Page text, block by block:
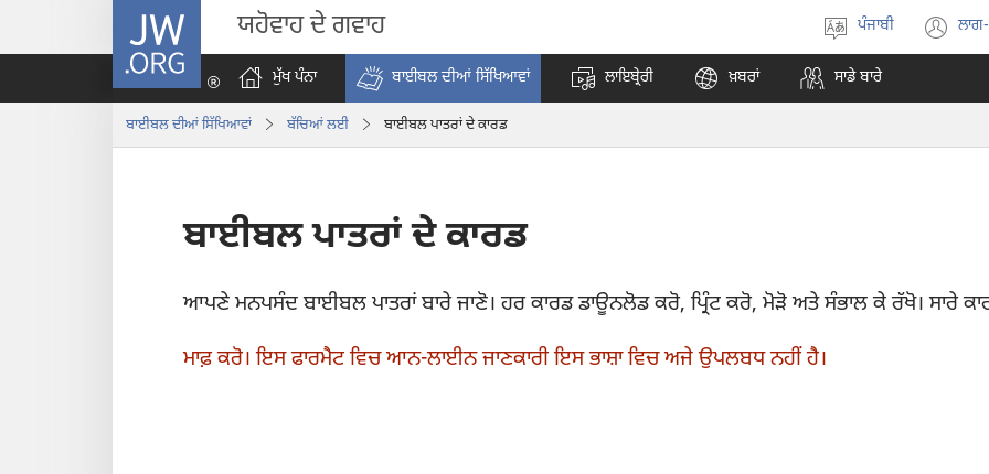
JW.ORG ਯਹੋਵਾਹ ਦੇ ਗਵਾਹ
ਚੁਣੋ
ਪੰਜਾਬੀ
ਮੁੱਖ ਪੰਨਾ ਬਾਈਬਲ ਦੀਆਂ ਸਿੱਖਿਆਵਾਂ ਲਾਇਬ੍ਰੇਰੀ ਖ਼ਬਰਾਂ ਸਾਡੇ ਬਾਰੇ
ਬਾਈਬਲ ਦੀਆਂ ਸਿੱਖਿਆਵਾਂ ਬੱਚਿਆਂ ਲਈ ਬਾਈਬਲ ਪਾਤਰਾਂ ਦੇ ਕਾਰਡ
ਬਾਈਬਲ ਪਾਤਰਾਂ ਦੇ ਕਾਰਡ
ਆਪਣੇ ਮਨਪਸੰਦ ਬਾਈਬਲ ਪਾਤਰਾਂ ਬਾਰੇ ਜਾਣੋ। ਹਰ ਕਾਰਡ ਡਾਊਨਲੋਡ ਕਰੋ, ਪ੍ਰਿੰਟ ਕਰੋ, ਮੋੜੋ ਅਤੇ ਸੰਭਾਲ ਕੇ ਰੱਖੋ। ਸਾਰੇ
ਮਾਫ਼ ਕਰੋ। ਇਸ ਫਾਰਮੈਟ ਵਿਚ ਆਨ-ਲਾਈਨ ਜਾਣਕਾਰੀ ਇਸ ਭਾਸ਼ਾ ਵਿਚ ਅਜੇ ਉਪਲਬਧ ਨਹੀਂ ਹੈ।